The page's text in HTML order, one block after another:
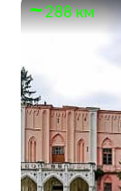
288 км